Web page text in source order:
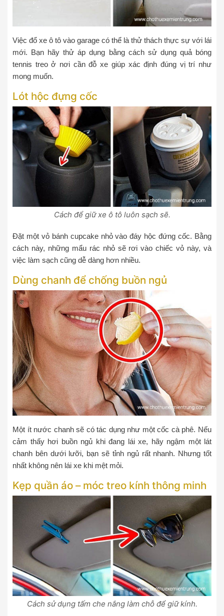
Việc đổ xe ô tô vào garage có thể là thử thách thực sự với lái
mới. Bạn hãy thử áp dụng bằng cách sử dụng quả bóng
tennis treo ở nơi cần đỗ xe giúp xác định đúng vị trí như
mong muốn.
Lót hộc đựng cốc
Cách để giữ xe ô tô luôn sạch sẽ.
Đặt một vỏ bánh cupcake nhỏ vào đáy hộc đứng cốc. Bằng
cách này, những mẩu rác nhỏ sẽ rơi vào chiếc vỏ này, và
việc làm sạch cũng dễ dàng hơn nhiều.
Dùng chanh để chống buồn ngủ
Một ít nước chanh sẽ có tác dụng như một cốc cà phê. Nếu
cảm thấy hơi buồn ngủ khi đang lái xe, hãy ngậm một lát
chanh bên dưới lưỡi, bạn sẽ tỉnh ngủ rất nhanh. Nhưng tốt
nhất không nên lái xe khi mệt mỏi.
Kẹp quần áo – móc treo kính thông minh
Cách sử dụng tấm che nắng làm chỗ để giữ kính.